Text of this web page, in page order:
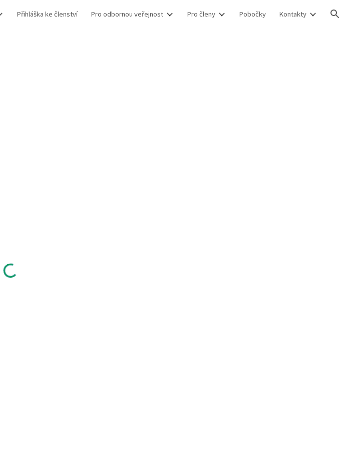
Skip to navigation
Přihláška ke členství Pro odbornou veřejnost Pro členy Pobočky Kontakty